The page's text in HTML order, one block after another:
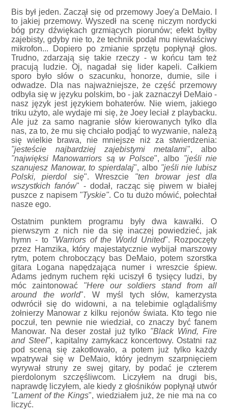
Bis był jeden. Zaczął się od przemowy Joey'a DeMaio. I
to jakiej przemowy. Wyszedł na scenę niczym nordycki
bóg przy dźwiękach grzmiących piorunów; efekt byłby
zajebisty, gdyby nie to, że technik podał mu niewłaściwy
mikrofon... Dopiero po zmianie sprzętu popłynął głos.
Trudno, zdarzają się takie rzeczy - w końcu tam też
pracują ludzie. Oj, nagadał się lider kapeli. Całkiem
sporo było słów o szacunku, honorze, dumie, sile i
odwadze. Dla nas najważniejsze, że część przemowy
odbyła się w języku polskim, bo - jak zaznaczył DeMaio -
nasz język jest językiem bohaterów. Nie wiem, jakiego
triku użyto, ale wydaje mi się, że Joey leciał z playbacku.
Ale już za samo nagranie słów kierowanych tylko dla
nas, za to, że mu się chciało podjąć to wyzwanie, należą
się wielkie brawa, nie mniejsze niż za stwierdzenia:
"jesteście najbardziej zajebistymi metalami", albo
"najwięksi Manowarriors są w Polsce", albo "jeśli nie
szanujesz Manowar, to spierdalaj", albo "jeśli nie lubisz
Polski, pierdol się". Wreszcie "ten browar jest dla
wszystkich fanów" - dodał, racząc się piwem w białej
puszce z napisem "Tyskie". Co tu dużo mówić, połechtał
nasze ego.
Ostatnim punktem programu były dwa kawałki. O
pierwszym z nich nie da się inaczej powiedzieć, jak
hymn - to "Warriors of the World United". Rozpoczęty
przez Hamzika, który majestatycznie wybijał marszowy
rytm, potem chroboczący bas DeMaio, potem szorstka
gitara Logana napędzająca numer i wreszcie śpiew.
Adams jednym ruchem ręki uciszył 6 tysięcy ludzi, by
móc zaintonować "Here our soldiers stand from all
around the world". W myśl tych słów, kamerzysta
odwrócił się do widowni, a na telebimie oglądaliśmy
żołnierzy Manowar z kilku rejonów świata. Kto tego nie
poczuł, ten pewnie nie wiedział, co znaczy być fanem
Manowar. Na deser został już tylko "Black Wind, Fire
and Steel", kapitalny zamykacz koncertowy. Ostatni raz
pod sceną się zakotłowało, a potem już tylko każdy
wpatrywał się w DeMaio, który jednym szarpnięciem
wyrywał struny ze swej gitary, by podać je czterem
pierdolonym szczęśliwcom. Liczyłem na drugi bis,
naprawdę liczyłem, ale kiedy z głośników popłynął utwór
"Lament of the Kings", wiedziałem już, że nie ma na co
liczyć.